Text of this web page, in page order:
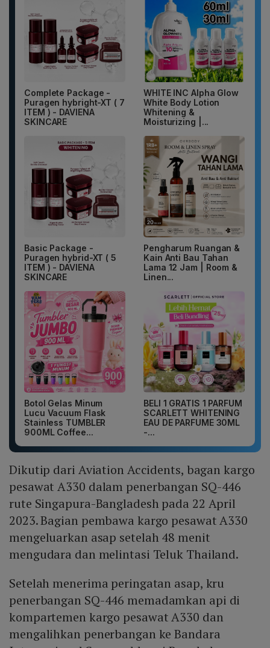
Complete Package -
Puragen hybright-XT ( 7
ITEM ) - DAVIENA
SKINCARE
WHITE INC Alpha Glow
White Body Lotion
Whitening &
Moisturizing |...
Basic Package -
Puragen hybrid-XT ( 5
ITEM ) - DAVIENA
SKINCARE
Pengharum Ruangan &
Kain Anti Bau Tahan
Lama 12 Jam | Room &
Linen...
Botol Gelas Minum
Lucu Vacuum Flask
Stainless TUMBLER
900ML Coffee...
BELI 1 GRATIS 1 PARFUM
SCARLETT WHITENING
EAU DE PARFUME 30ML
-...
Dikutip dari Aviation Accidents, bagan kargo
pesawat A330 dalam penerbangan SQ-446
rute Singapura-Bangladesh pada 22 April
2023. Bagian pembawa kargo pesawat A330
mengeluarkan asap setelah 48 menit
mengudara dan melintasi Teluk Thailand.
Setelah menerima peringatan asap, kru
penerbangan SQ-446 memadamkan api di
kompartemen kargo pesawat A330 dan
mengalihkan penerbangan ke Bandara